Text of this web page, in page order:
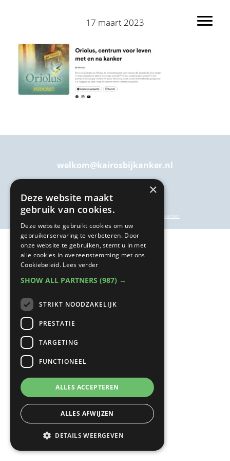
hoofdnavigatie
hoofd
inhoud
17 maart 2023
welkom@kairosbijkanker.nl
inschrijf- en annuleringsvoorwaarden
×
Deze website maakt
gebruik van cookies.
Deze website gebruikt cookies om uw
gebruikerservaring te verbeteren. Door
onze website te gebruiken, stemt u in met
alle cookies in overeenstemming met ons
Cookiebeleid. Lees verder
SHOW ALL PARTNERS (987) →
STRIKT NOODZAKELIJK
PRESTATIE
TARGETING
FUNCTIONEEL
ALLES ACCEPTEREN
ALLES AFWIJZEN
DETAILS WEERGEVEN